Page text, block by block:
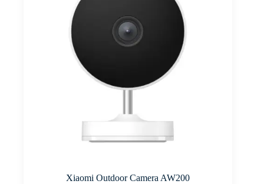
Xiaomi Outdoor Camera AW200